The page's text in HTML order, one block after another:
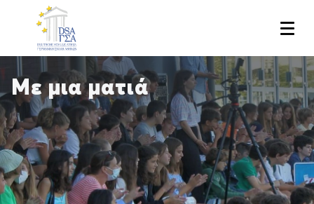
content
Με μια ματιά